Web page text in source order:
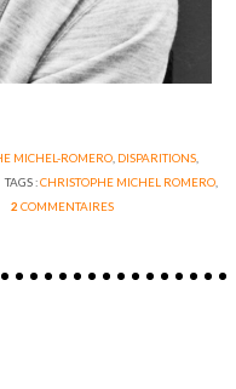
MICHEL-ROMERO, DISPARITIONS,
TAGS :CHRISTOPHE MICHEL ROMERO
2 COMMENTAIRES